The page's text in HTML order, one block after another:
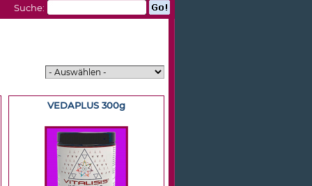
VEDAPLUS 300g
Suche: